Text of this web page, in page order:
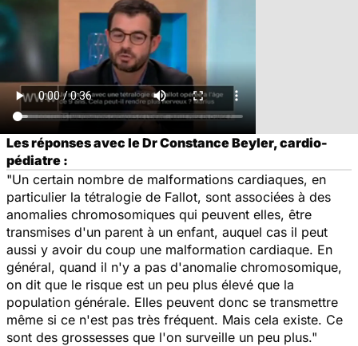
Les réponses avec le Dr Constance Beyler, cardio-
pédiatre :
"Un certain nombre de malformations cardiaques, en
particulier la tétralogie de Fallot, sont associées à des
anomalies chromosomiques qui peuvent elles, être
transmises d'un parent à un enfant, auquel cas il peut
aussi y avoir du coup une malformation cardiaque. En
général, quand il n'y a pas d'anomalie chromosomique,
on dit que le risque est un peu plus élevé que la
population générale. Elles peuvent donc se transmettre
même si ce n'est pas très fréquent. Mais cela existe. Ce
sont des grossesses que l'on surveille un peu plus."